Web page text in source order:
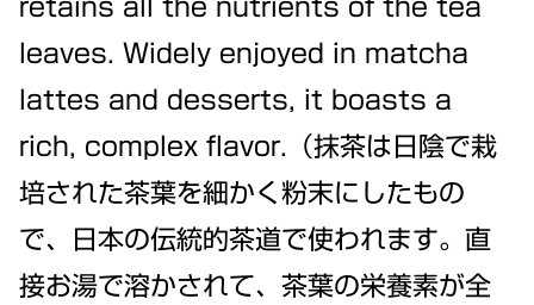
retains all the nutrients of the tea
leaves. Widely enjoyed in matcha
lattes and desserts, it boasts a
rich, complex flavor.（抹茶は日陰で栽
培された茶葉を細かく粉末にしたもの
で、日本の伝統的茶道で使われます。直
接お湯で溶かされて、茶葉の栄養素が全